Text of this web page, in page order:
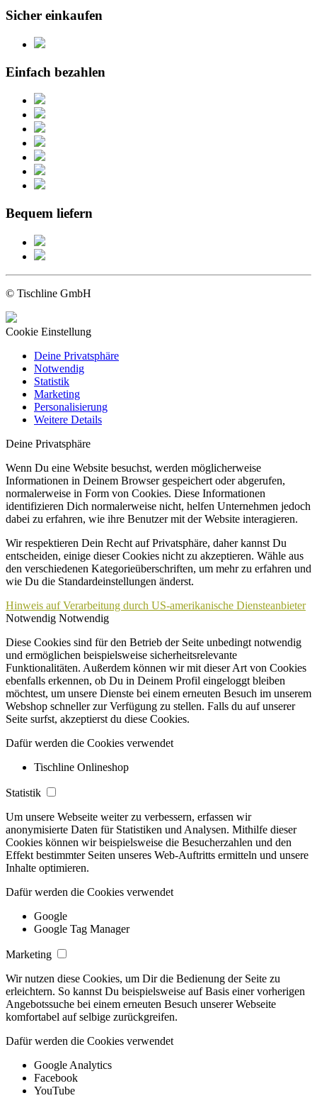
Sicher einkaufen
Einfach bezahlen
Bequem liefern
© Tischline GmbH
Cookie Einstellung
Deine Privatsphäre
Notwendig
Statistik
Marketing
Personalisierung
Weitere Details
Deine Privatsphäre
Wenn Du eine Website besuchst, werden möglicherweise
Informationen in Deinem Browser gespeichert oder abgerufen,
normalerweise in Form von Cookies. Diese Informationen
identifizieren Dich normalerweise nicht, helfen Unternehmen jedoch
dabei zu erfahren, wie ihre Benutzer mit der Website interagieren.
Wir respektieren Dein Recht auf Privatsphäre, daher kannst Du
entscheiden, einige dieser Cookies nicht zu akzeptieren. Wähle aus
den verschiedenen Kategorieüberschriften, um mehr zu erfahren und
wie Du die Standardeinstellungen änderst.
Hinweis auf Verarbeitung durch US-amerikanische Diensteanbieter
Notwendig Notwendig
Diese Cookies sind für den Betrieb der Seite unbedingt notwendig
und ermöglichen beispielsweise sicherheitsrelevante
Funktionalitäten. Außerdem können wir mit dieser Art von Cookies
ebenfalls erkennen, ob Du in Deinem Profil eingeloggt bleiben
möchtest, um unsere Dienste bei einem erneuten Besuch im unserem
Webshop schneller zur Verfügung zu stellen. Falls du auf unserer
Seite surfst, akzeptierst du diese Cookies.
Dafür werden die Cookies verwendet
Tischline Onlineshop
Statistik
Um unsere Webseite weiter zu verbessern, erfassen wir
anonymisierte Daten für Statistiken und Analysen. Mithilfe dieser
Cookies können wir beispielsweise die Besucherzahlen und den
Effekt bestimmter Seiten unseres Web-Auftritts ermitteln und unsere
Inhalte optimieren.
Dafür werden die Cookies verwendet
Google
Google Tag Manager
Marketing
Wir nutzen diese Cookies, um Dir die Bedienung der Seite zu
erleichtern. So kannst Du beispielsweise auf Basis einer vorherigen
Angebotssuche bei einem erneuten Besuch unserer Webseite
komfortabel auf selbige zurückgreifen.
Dafür werden die Cookies verwendet
Google Analytics
Facebook
YouTube